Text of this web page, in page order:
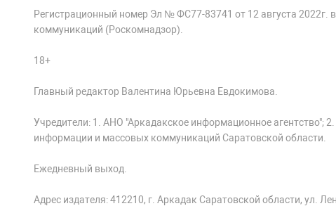
Регистрационный номер Эл № ФС77-83741 от 12 августа
коммуникаций (Роскомнадзор).
18+
Главный редактор Валентина Юрьевна Евдокимова.
Учредители: 1. АНО "Аркадакское информационное агентство";
информации и массовых коммуникаций Саратовской области.
Ежедневный выход.
Адрес издателя: 412210, г. Аркадак Саратовской области, ул.